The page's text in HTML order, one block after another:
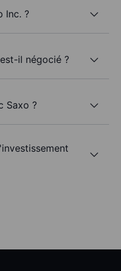
Inc. ?
il négocié ?
Saxo ?